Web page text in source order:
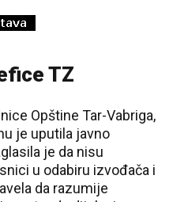
TZ
Opštine Tar-Vabriga,
je uputila javno
je da nisu
u odabiru izvođača i
da razumije